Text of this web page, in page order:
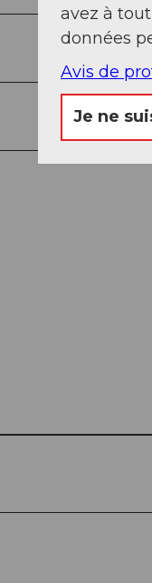
avez à
données
Avis de
Je ne